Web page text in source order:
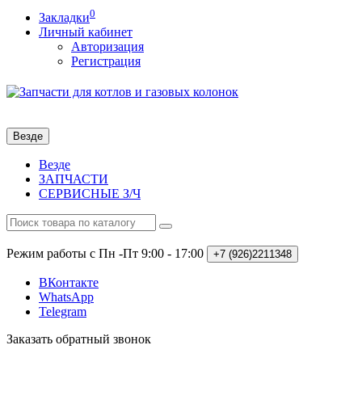
Закладки0
Личный кабинет
Авторизация
Регистрация
Везде
Везде
ЗАПЧАСТИ
СЕРВИСНЫЕ З/Ч
Режим работы с Пн -Пт 9:00 - 17:00 +7 (926)2211348
ВКонтакте
WhatsApp
Telegram
Заказать обратный звонок